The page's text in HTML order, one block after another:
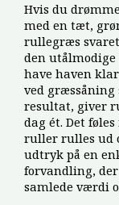
Hvis du
med en tæt,
rullegræs
den
have haven
ved
resultat, giver
dag ét. Det
ruller rulles ud
udtryk på en
forvandling,
samlede værdi